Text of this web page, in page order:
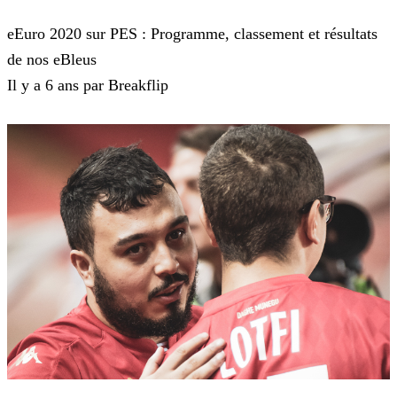
eEuro 2020 sur PES : Programme, classement et résultats
de nos eBleus
Il y a 6 ans par Breakflip